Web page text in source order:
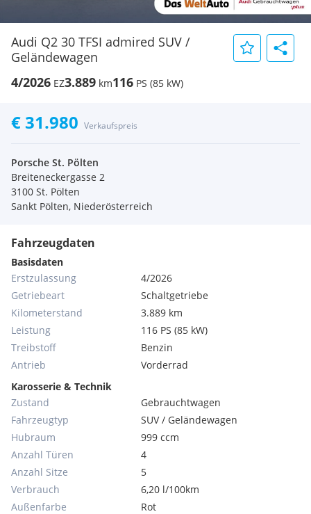
Audi Q2 30 TFSI admired SUV /
Geländewagen
4/2026 EZ3.889 km116 PS (85 kW)
€ 31.980 Verkaufspreis
Porsche St. Pölten
Breiteneckergasse 2
3100 St. Pölten
Sankt Pölten, Niederösterreich
Fahrzeugdaten
Basisdaten
Erstzulassung
4/2026
Getriebeart
Schaltgetriebe
Kilometerstand
3.889 km
Leistung
116 PS (85 kW)
Treibstoff
Benzin
Antrieb
Vorderrad
Karosserie & Technik
Zustand
Gebrauchtwagen
Fahrzeugtyp
SUV / Geländewagen
Hubraum
999 ccm
Anzahl Türen
4
Anzahl Sitze
5
Verbrauch
6,20 l/100km
Außenfarbe
Rot